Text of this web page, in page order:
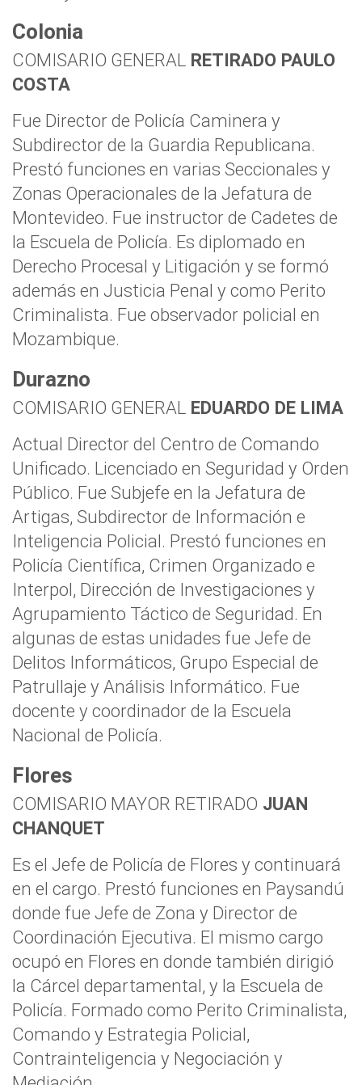
Colonia
COMISARIO GENERAL RETIRADO PAULO
COSTA
Fue Director de Policía Caminera y
Subdirector de la Guardia Republicana.
Prestó funciones en varias Seccionales y
Zonas Operacionales de la Jefatura de
Montevideo. Fue instructor de Cadetes de
la Escuela de Policía. Es diplomado en
Derecho Procesal y Litigación y se formó
además en Justicia Penal y como Perito
Criminalista. Fue observador policial en
Mozambique.
Durazno
COMISARIO GENERAL EDUARDO DE LIMA
Actual Director del Centro de Comando
Unificado. Licenciado en Seguridad y Orden
Público. Fue Subjefe en la Jefatura de
Artigas, Subdirector de Información e
Inteligencia Policial. Prestó funciones en
Policía Científica, Crimen Organizado e
Interpol, Dirección de Investigaciones y
Agrupamiento Táctico de Seguridad. En
algunas de estas unidades fue Jefe de
Delitos Informáticos, Grupo Especial de
Patrullaje y Análisis Informático. Fue
docente y coordinador de la Escuela
Nacional de Policía.
Flores
COMISARIO MAYOR RETIRADO JUAN
CHANQUET
Es el Jefe de Policía de Flores y continuará
en el cargo. Prestó funciones en Paysandú
donde fue Jefe de Zona y Director de
Coordinación Ejecutiva. El mismo cargo
ocupó en Flores en donde también dirigió
la Cárcel departamental, y la Escuela de
Policía. Formado como Perito Criminalista,
Comando y Estrategia Policial,
Contrainteligencia y Negociación y